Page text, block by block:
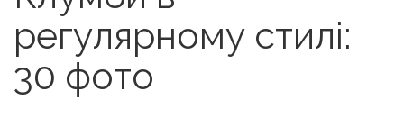
регулярному стилі:
30 фото